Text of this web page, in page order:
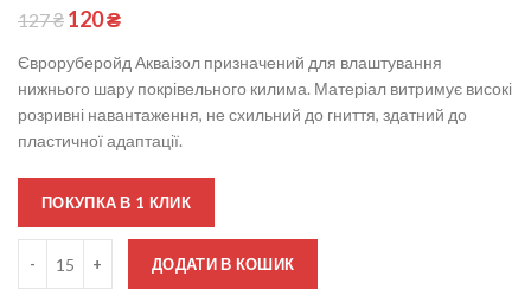
127₴ 120₴
Євроруберойд Акваізол призначений для влаштування
нижнього шару покрівельного килима. Матеріал витримує високі
розривні навантаження, не схильний до гниття, здатний до
пластичної адаптації.
ПОКУПКА В 1 КЛИК
ДОДАТИ В КОШИК